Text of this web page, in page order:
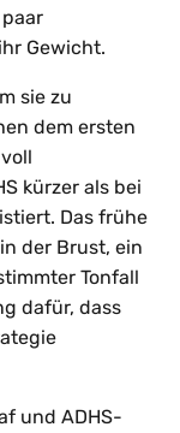
Gewicht.
sie zu
dem ersten
kürzer als bei
Das frühe
der Brust, ein
Tonfall
dafür, dass
und ADHS-